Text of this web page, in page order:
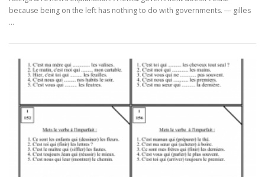
because being on the left has nothing to do with governments. ― gilles
…